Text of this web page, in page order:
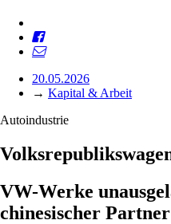
20.05.2026
→ Kapital & Arbeit
Autoindustrie
VW-Werke
chinesischer